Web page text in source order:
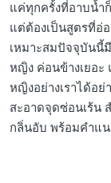
แค่ทุกครั้งที่อาบน้ำ
แต่ต้องเป็นสูตรที่อ่
เหมาะสมปัจจุบันนี้
หญิง ค่อนข้างเยอ
หญิงอย่างเราได้อ
สะอาดจุดซ่อนเร้น
กลิ่นอับ พร้อมคำแ